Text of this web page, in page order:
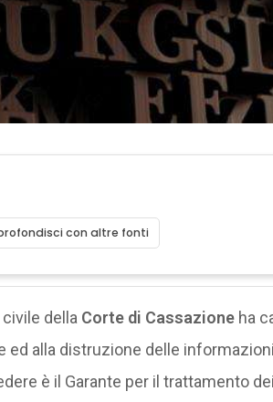
con altre fonti
della Corte di Cassazioneha
ed alla distruzione delle
è il Garante per il trattamento